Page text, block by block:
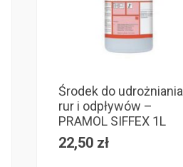
Środek do udrożniania
rur i odpływów –
PRAMOL SIFFEX 1L
22,50 zł